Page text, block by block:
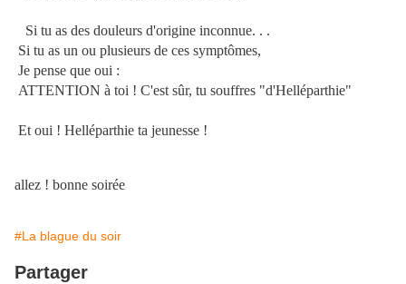
Si tu as des douleurs d'origine inconnue. . .
Si tu as un ou plusieurs de ces symptômes,
Je pense que oui :
ATTENTION à toi ! C'est sûr, tu souffres "d'Helléparthie"
Et oui ! Helléparthie ta jeunesse !
allez ! bonne soirée
#La blague du soir
Partager